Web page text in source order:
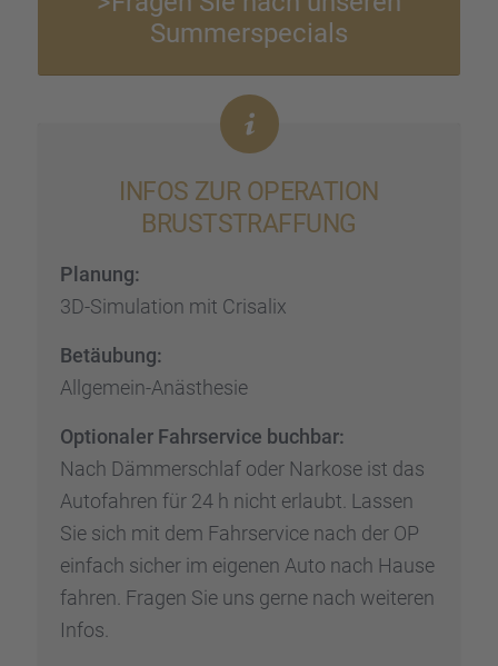
Summer­spe­cials
INFOS ZUR OPERA­TION
BRUST­STRAF­FUNG
Planung:
3D-Simula­tion mit Crisa­lix
Betäu­bung:
Allge­mein-Anästhe­sie
Optio­na­ler Fahrser­vice buchbar:
Nach Dämmer­schlaf oder Narkose ist das
Autofah­ren für 24 h nicht erlaubt. Lassen
Sie sich mit dem Fahrser­vice nach der OP
einfach sicher im eigenen Auto nach Hause
fahren. Fragen Sie uns gerne nach weite­ren
Infos.